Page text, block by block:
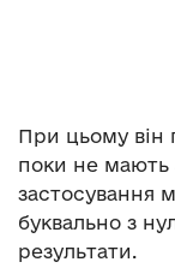
При цьому він
поки не мають
застосування
буквально з
результати.